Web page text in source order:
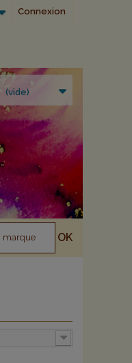
Connexion
(vide)